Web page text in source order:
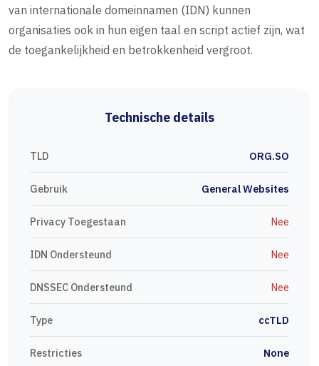
van internationale domeinnamen (IDN) kunnen
organisaties ook in hun eigen taal en script actief zijn, wat
de toegankelijkheid en betrokkenheid vergroot.
Technische details
TLD ORG.SO
Gebruik General Websites
Privacy Toegestaan Nee
IDN Ondersteund Nee
DNSSEC Ondersteund Nee
Type ccTLD
Restricties None